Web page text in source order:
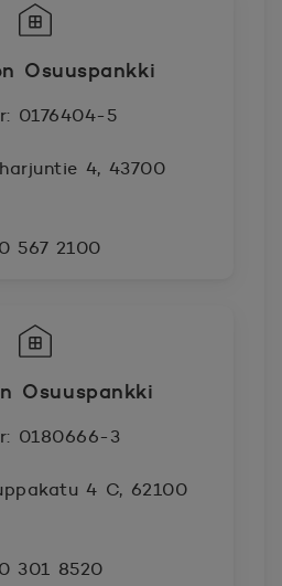
Osuuspankki
0176404-5
4, 43700
567 2100
Osuuspankki
0180666-3
4 C, 62100
301 8520